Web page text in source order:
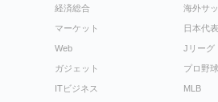
経済総合
マーケット
Web
ガジェット
ITビジネス
海外サ
日本代表
Jリーグ
プロ野球
MLB